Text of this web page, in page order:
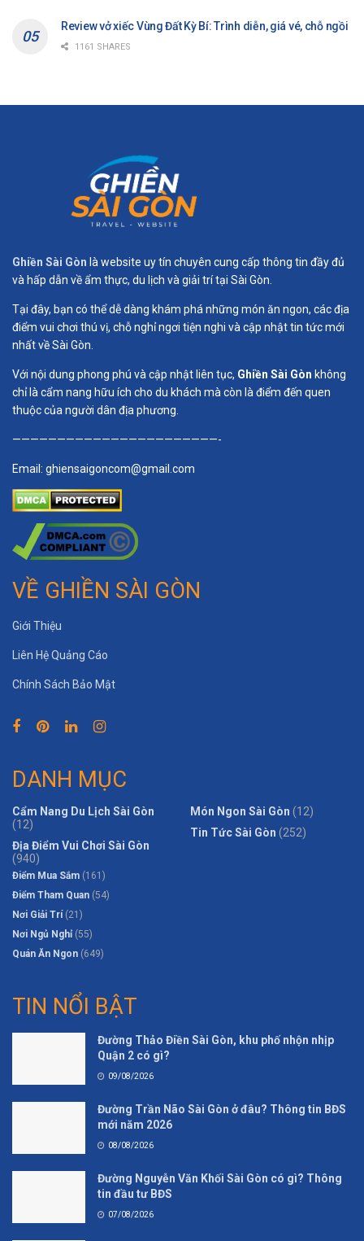
Review vở xiếc Vùng Đất Kỳ Bí: Trình diễn, giá vé, chỗ ngồi
1161 SHARES
Ghiền Sài Gòn là website uy tín chuyên cung cấp thông tin đầy đủ
và hấp dẫn về ẩm thực, du lịch và giải trí tại Sài Gòn.
Tại đây, bạn có thể dễ dàng khám phá những món ăn ngon, các địa
điểm vui chơi thú vị, chỗ nghỉ ngơi tiện nghi và cập nhật tin tức mới
nhất về Sài Gòn.
Với nội dung phong phú và cập nhật liên tục, Ghiền Sài Gòn không
chỉ là cẩm nang hữu ích cho du khách mà còn là điểm đến quen
thuộc của người dân địa phương.
———————————————————————-
Email: ghiensaigoncom@gmail.com
VỀ GHIỀN SÀI GÒN
Giới Thiệu
Liên Hệ Quảng Cáo
Chính Sách Bảo Mật
DANH MỤC
Cẩm Nang Du Lịch Sài Gòn
(12)
Địa Điểm Vui Chơi Sài Gòn
(940)
Điểm Mua Sắm (161)
Điểm Tham Quan (54)
Nơi Giải Trí (21)
Nơi Ngủ Nghỉ (55)
Quán Ăn Ngon (649)
Món Ngon Sài Gòn (12)
Tin Tức Sài Gòn (252)
TIN NỔI BẬT
Đường Thảo Điền Sài Gòn, khu phố nhộn nhịp
Quận 2 có gì?
09/08/2026
Đường Trần Não Sài Gòn ở đâu? Thông tin BĐS
mới năm 2026
08/08/2026
Đường Nguyễn Văn Khối Sài Gòn có gì? Thông
tin đầu tư BĐS
07/08/2026